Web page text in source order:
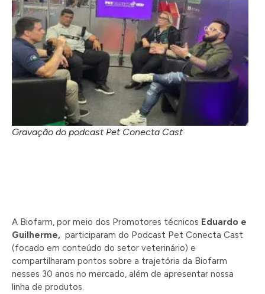
Gravação do podcast Pet Conecta Cast
A Biofarm, por meio dos Promotores técnicos Eduardo e
Guilherme, participaram do Podcast Pet Conecta Cast
(focado em conteúdo do setor veterinário) e
compartilharam pontos sobre a trajetória da Biofarm
nesses 30 anos no mercado, além de apresentar nossa
linha de produtos.